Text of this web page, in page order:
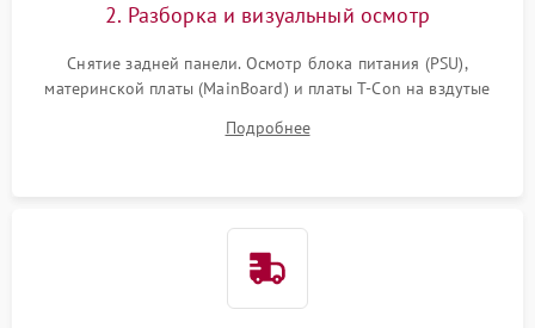
2. Разборка и визуальный осмотр
Снятие задней панели. Осмотр блока питания (PSU),
материнской платы (MainBoard) и платы T-Con на вздутые
Проверка надежности фиксации и целостности шлейфов.
Подробнее